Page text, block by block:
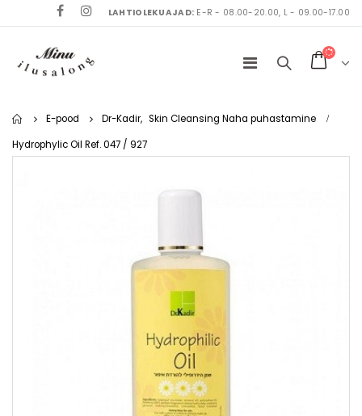
LAHTIOLEKUAJAD: E-R - 08.00-20.00, L - 09.00-17.00
Home
E-pood Dr-Kadir, Skin Cleansing Naha puhastamine
Hydrophylic Oil Ref. 047 / 927